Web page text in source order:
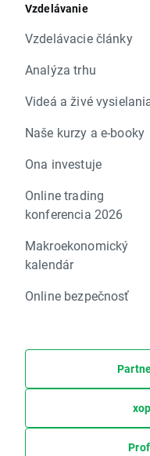
Vzdelávanie
Vzdelávacie články
Analýza trhu
Videá a živé
Naše kurzy a e-booky
Ona investuje
Online trading
konferencia 2026
Makroekonomický
kalendár
Online bezpečnosť